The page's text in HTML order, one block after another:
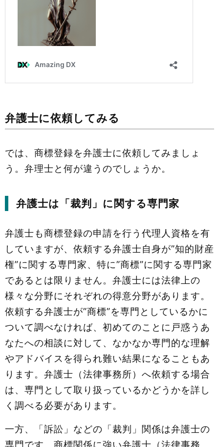
弁護士に依頼してみる
では、商標登録を弁護士に依頼してみましょ
う。弁理士と何が違うのでしょうか。
弁護士は「裁判」に関する専門家
弁護士も商標登録の申請を行う代理人資格を有
していますが、依頼する弁護士自身が”知的財産
権”に関する専門家、特に”商標”に関する専門家
であるとは限りません。弁護士には法律上の
様々な分野にそれぞれの得意分野があります。
依頼する弁護士が”商標”を専門としているかに
ついて調べなければ、初めてのことに戸惑うあ
なたへの相談に対して、なかなか専門的な理解
やアドバイスを得られ難い結果になることもあ
ります。弁護士（法律事務所）へ依頼する場合
は、専門として取り扱っているかどうかを詳し
く調べる必要があります。
一方、「訴訟」などの「裁判」関係は弁護士の
専門です。商標関係に強い弁護士（法律事務